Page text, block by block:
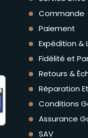
Commande
Paiement
Expédition &
Fidélité et
Retours &
Réparation
Conditions
Assurance
SAV